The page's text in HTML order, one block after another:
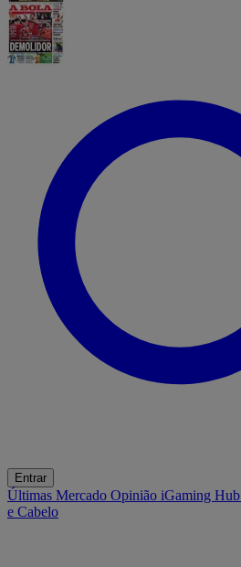
Entrar
Últimas Mercado Opinião iGaming Hub
e Cabelo